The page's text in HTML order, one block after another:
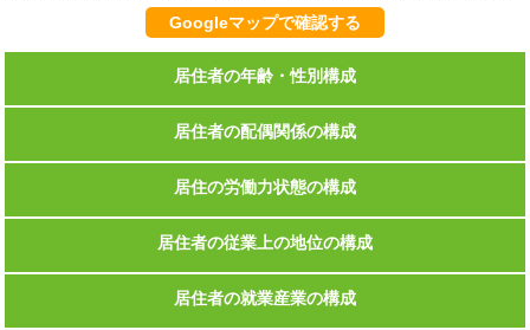
Googleマップで確認する
居住者の年齢・性別構成
居住者の配偶関係の構成
居住の労働力状態の構成
居住者の従業上の地位の構成
居住者の就業産業の構成